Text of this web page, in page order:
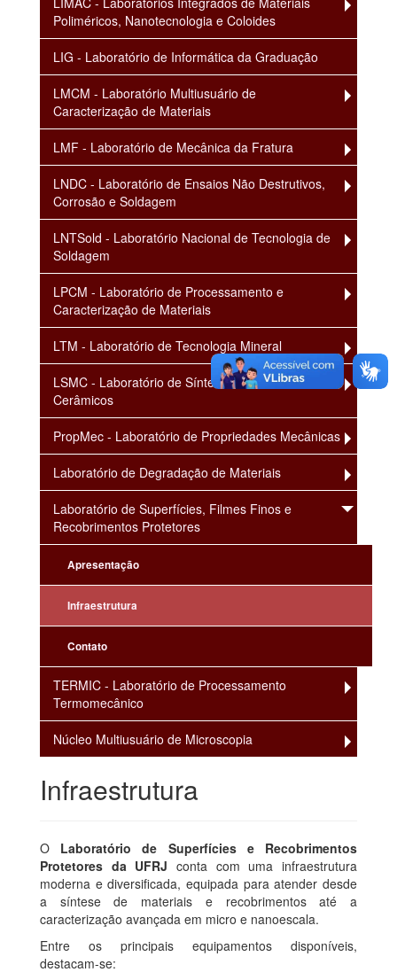
Poliméricos, Nanotecnologia e Coloides
LIG - Laboratório de Informática da Graduação
LMCM - Laboratório Multiusuário de
Caracterização de Materiais
LMF - Laboratório de Mecânica da Fratura
LNDC - Laboratório de Ensaios Não Destrutivos,
Corrosão e Soldagem
LNTSold - Laboratório Nacional de Tecnologia de
Soldagem
LPCM - Laboratório de Processamento e
Caracterização de Materiais
LTM - Laboratório de Tecnologia Mineral
LSMC - Laboratório de Síntese de Materiais
Cerâmicos
PropMec - Laboratório de Propriedades Mecânicas
Laboratório de Degradação de Materiais
Laboratório de Superfícies, Filmes Finos e
Recobrimentos Protetores
Apresentação
Infraestrutura
Contato
TERMIC - Laboratório de Processamento
Termomecânico
Núcleo Multiusuário de Microscopia
Infraestrutura
O Laboratório de Superfícies e Recobrimentos
Protetores da UFRJ conta com uma infraestrutura
moderna e diversificada, equipada para atender desde
a síntese de materiais e recobrimentos até a
caracterização avançada em micro e nanoescala.
Entre os principais equipamentos disponíveis,
destacam-se: